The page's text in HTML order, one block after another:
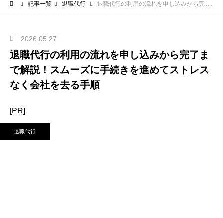
記事一覧 退職代行 退職代行の利用の流れを申し込みから完了まで解説！スムーズに手続きを進めてストレスなく会社を去る手順
2026.05.27
退職代行の利用の流れを申し込みから完了ま
で解説！スムーズに手続きを進めてストレス
なく会社を去る手順
[PR]
退職代行